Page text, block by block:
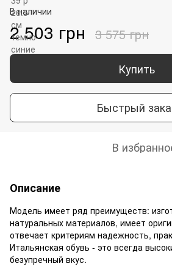
В наличии
2 503 грн 3 575 грн
Купить
Быстрый
В
Описание
Модель имеет ряд преимуществ:
натуральных материалов, имеет
отвечает критериям надежность,
Итальянская обувь - это всегда
безупречный вкус.